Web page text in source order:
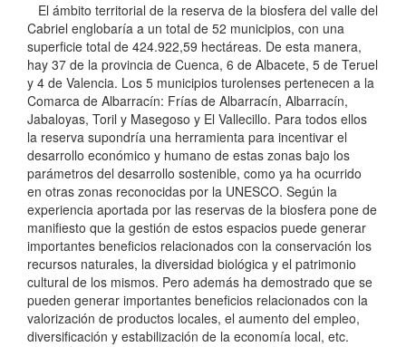
El ámbito territorial de la reserva de la biosfera del valle del
Cabriel englobaría a un total de 52 municipios, con una
superficie total de 424.922,59 hectáreas. De esta manera,
hay 37 de la provincia de Cuenca, 6 de Albacete, 5 de Teruel
y 4 de Valencia. Los 5 municipios turolenses pertenecen a la
Comarca de Albarracín: Frías de Albarracín, Albarracín,
Jabaloyas, Toril y Masegoso y El Vallecillo. Para todos ellos
la reserva supondría una herramienta para incentivar el
desarrollo económico y humano de estas zonas bajo los
parámetros del desarrollo sostenible, como ya ha ocurrido
en otras zonas reconocidas por la UNESCO. Según la
experiencia aportada por las reservas de la biosfera pone de
manifiesto que la gestión de estos espacios puede generar
importantes beneficios relacionados con la conservación los
recursos naturales, la diversidad biológica y el patrimonio
cultural de los mismos. Pero además ha demostrado que se
pueden generar importantes beneficios relacionados con la
valorización de productos locales, el aumento del empleo,
diversificación y estabilización de la economía local, etc.